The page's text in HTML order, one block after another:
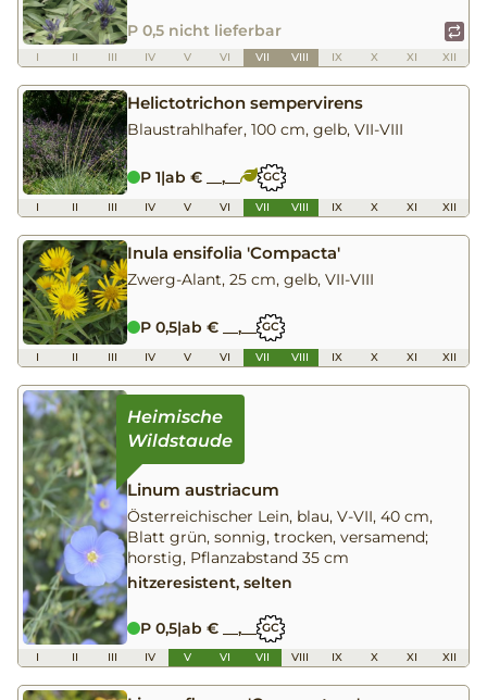
P 0,5 nicht lieferbar
I II III IV V VI VII VIII IX X XI XII
Helictotrichon sempervirens
Blaustrahlhafer, 100 cm, gelb, VII-VIII
P 1|ab € __,__ GC
I II III IV V VI VII VIII IX X XI XII
Inula ensifolia 'Compacta'
Zwerg-Alant, 25 cm, gelb, VII-VIII
P 0,5|ab € __,__ GC
I II III IV V VI VII VIII IX X XI XII
Linum austriacum
Österreichischer Lein, blau, V-VII, 40 cm,
Blatt grün, sonnig, trocken, versamend;
horstig, Pflanzabstand 35 cm
hitzeresistent, selten
P 0,5|ab € __,__ GC
I II III IV V VI VII VIII IX X XI XII